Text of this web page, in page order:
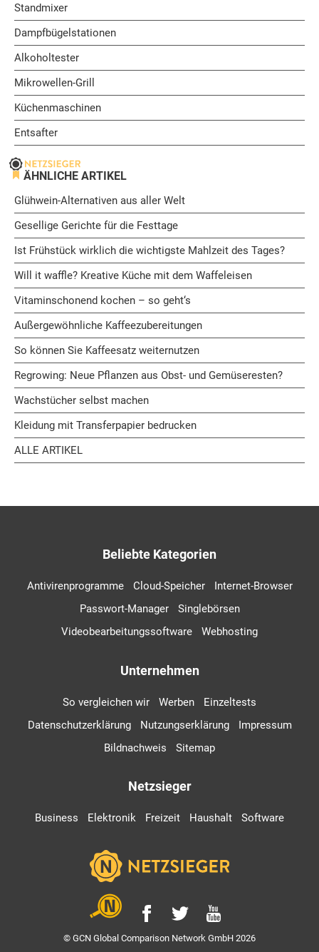
Standmixer
Dampfbügelstationen
Alkoholtester
Mikrowellen-Grill
Küchenmaschinen
Entsafter
ÄHNLICHE ARTIKEL
Glühwein-Alternativen aus aller Welt
Gesellige Gerichte für die Festtage
Ist Frühstück wirklich die wichtigste Mahlzeit des Tages?
Will it waffle? Kreative Küche mit dem Waffeleisen
Vitaminschonend kochen – so geht‘s
Außergewöhnliche Kaffeezubereitungen
So können Sie Kaffeesatz weiternutzen
Regrowing: Neue Pflanzen aus Obst- und Gemüseresten?
Wachstücher selbst machen
Kleidung mit Transferpapier bedrucken
ALLE ARTIKEL
Beliebte Kategorien
Antivirenprogramme Cloud-Speicher
Internet-Browser
Passwort-Manager
Singlebörsen
Videobearbeitungssoftware
Webhosting
Unternehmen
So vergleichen wir Werben
Einzeltests
Datenschutzerklärung
Nutzungserklärung
Impressum
Bildnachweis
Sitemap
Netzsieger
Business Elektronik Freizeit Haushalt Software
© GCN Global Comparison Network GmbH 2026